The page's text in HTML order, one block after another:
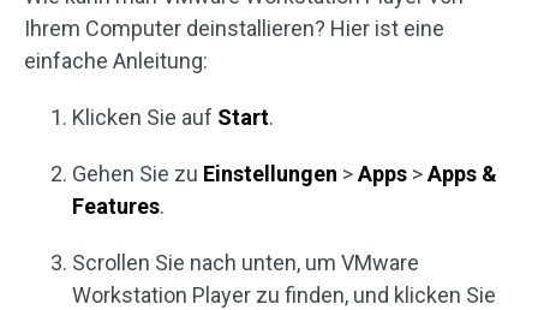
Ihrem Computer deinstallieren? Hier ist eine
einfache Anleitung:
Klicken Sie auf Start.
Gehen Sie zu Einstellungen >Apps >Apps &
Features.
Scrollen Sie nach unten, um VMware
Workstation Player zu finden, und klicken Sie